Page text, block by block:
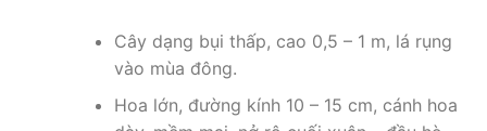
Cây dạng bụi thấp, cao 0,5 – 1 m, lá rụng
vào mùa đông.
Hoa lớn, đường kính 10 – 15 cm, cánh hoa